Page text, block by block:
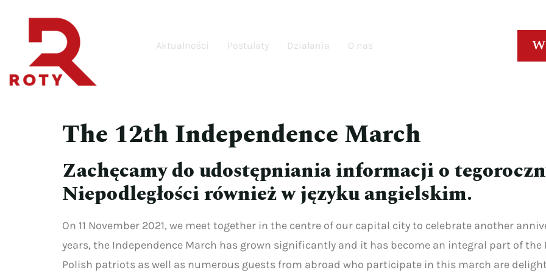
Aktualności Postulaty Działania O nas
The 12th Independence March
Zachęcamy do udostępniania informacji o
Niepodległości również w języku angielskim.
On 11 November 2021, we meet together in the centre of our capital city to celebrate another
years, the Independence March has grown significantly and it has become an integral part of the
Polish patriots as well as numerous guests from abroad who participate in this march are